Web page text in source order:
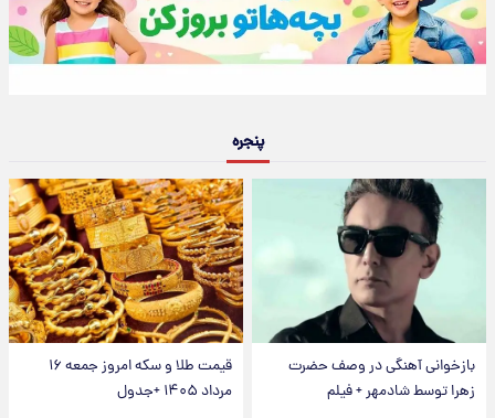
پنجره
بازخوانی آهنگی در وصف حضرت
زهرا توسط شادمهر + فیلم
قیمت طلا و سکه امروز جمعه ۱۶
مرداد ۱۴۰۵ +جدول